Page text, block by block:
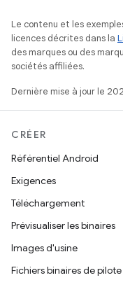
Le contenu et les
licences décrites dans la
des marques ou des
sociétés affiliées.
Dernière mise à jour le
CRÉER
Référentiel Android
Exigences
Téléchargement
Prévisualiser les binaires
Images d'usine
Fichiers binaires de pilote